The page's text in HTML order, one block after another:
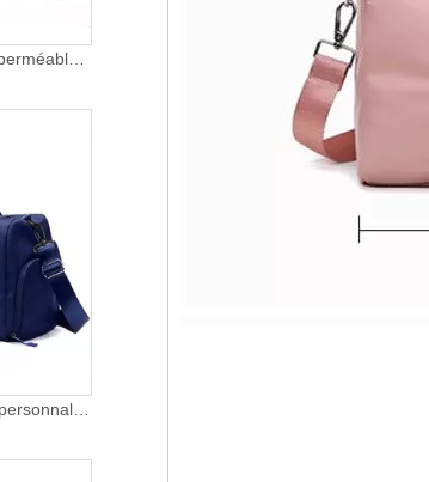
Sac de voyage en cuir imperméable avec compartiment à chaussures grand espace hommes poignée sac de sport week-end sac de sport
Sacs de sport de voyage personnalisés portables étanches bandoulière sport danse week-end sac de sport de nuit sac de sport